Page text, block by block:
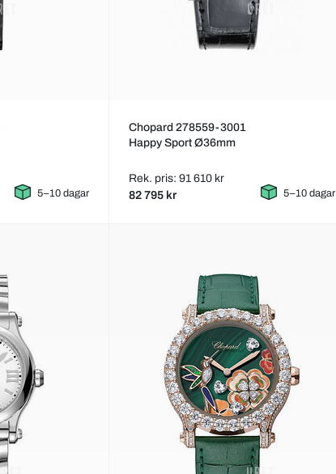
5–10 dagar
Chopard 278559-3001
Happy Sport Ø36mm
Rek. pris: 91 610 kr
82 795 kr 5–10 dagar